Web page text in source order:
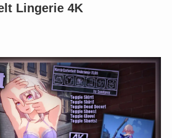
Lingerie 4K